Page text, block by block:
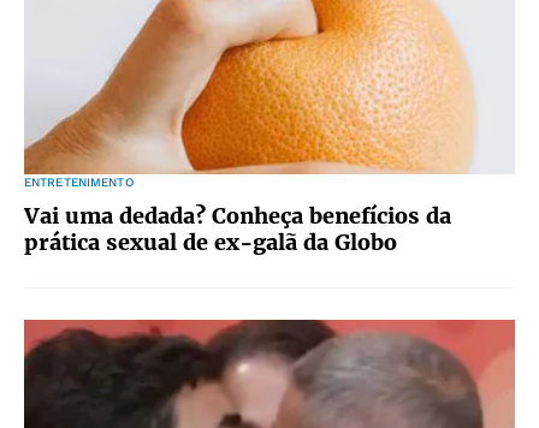
ENTRETENIMENTO
Vai uma dedada? Conheça benefícios da
prática sexual de ex-galã da Globo